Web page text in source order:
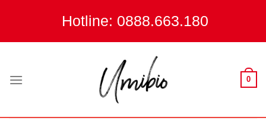
Hotline: 0888.663.180
0